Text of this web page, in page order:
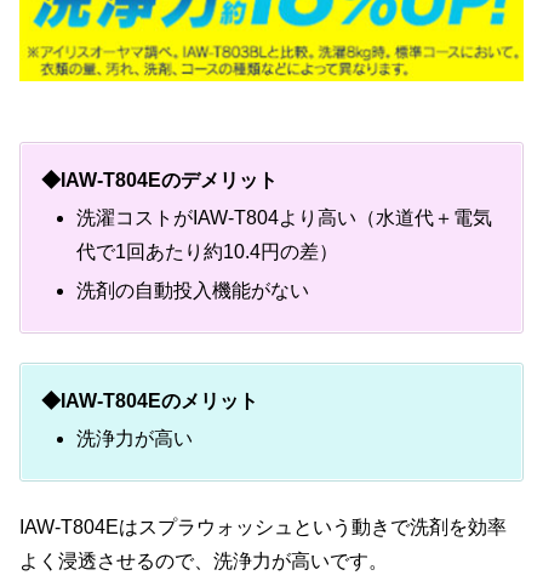
◆IAW-T804Eのデメリット
洗濯コストがIAW-T804より高い（水道代＋電気
代で1回あたり約10.4円の差）
洗剤の自動投入機能がない
◆IAW-T804Eのメリット
洗浄力が高い
IAW-T804Eはスプラウォッシュという動きで洗剤を効率
よく浸透させるので、洗浄力が高いです。